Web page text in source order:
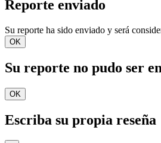
Reporte enviado
Su reporte ha sido enviado y será
OK
Su reporte no pudo ser
OK
Escriba su propia reseña